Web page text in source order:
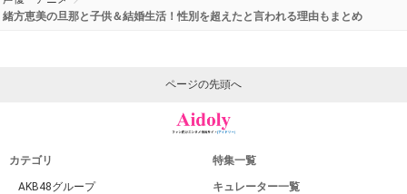
緒方恵美の旦那と子供＆結婚生活！性別を超えたと言われる理由もまとめ
ページの先頭へ
カテゴリ
AKB48グループ
特集一覧
キュレーター一覧